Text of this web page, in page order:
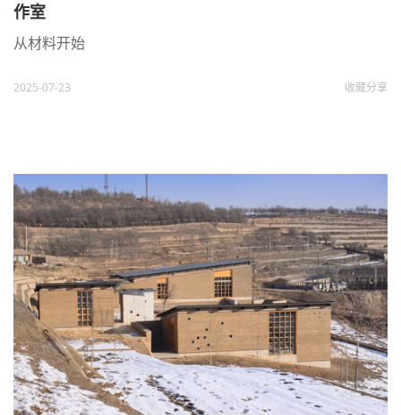
作室
从材料开始
2025-07-23 收藏分享